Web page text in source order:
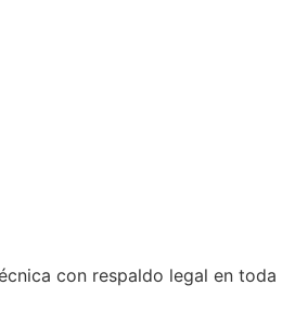
con respaldo legal en toda